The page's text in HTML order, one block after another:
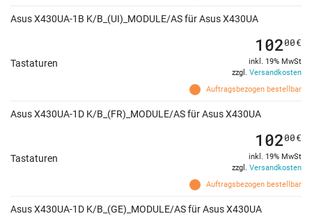
Asus X430UA-1B K/B_(UI)_MODULE/AS für Asus X430UA
Tastaturen
Auftragsbezogen bestellbar
10200€
inkl. 19% MwSt
zzgl. Versandkosten
Asus X430UA-1D K/B_(FR)_MODULE/AS für Asus X430UA
Tastaturen
Auftragsbezogen bestellbar
10200€
inkl. 19% MwSt
zzgl. Versandkosten
Asus X430UA-1D K/B_(GE)_MODULE/AS für Asus X430UA